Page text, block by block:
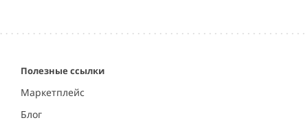
5
Полезные ссылки
Маркетплейс
Блог